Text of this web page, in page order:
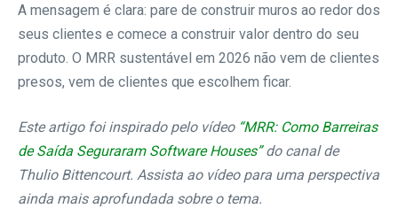
A mensagem é clara: pare de construir muros ao redor dos
seus clientes e comece a construir valor dentro do seu
produto. O MRR sustentável em 2026 não vem de clientes
presos, vem de clientes que escolhem ficar.
Este artigo foi inspirado pelo vídeo “MRR: Como Barreiras
de Saída Seguraram Software Houses”do canal de
Thulio Bittencourt. Assista ao vídeo para uma perspectiva
ainda mais aprofundada sobre o tema.